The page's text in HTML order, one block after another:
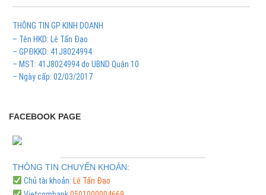
THÔNG TIN GP KINH DOANH
– Tên HKD: Lê Tấn Đạo
– GPĐKKD: 41J8024994
– MST: 41J8024994 do UBND Quận 10
– Ngày cấp: 02/03/2017
FACEBOOK PAGE
THÔNG TIN CHUYỂN KHOẢN:
Chủ tài khoản: Lê Tấn Đạo